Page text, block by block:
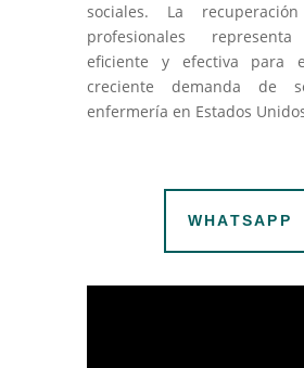
sociales. La
profesionales
eficiente y efectiva para
creciente demanda de
enfermería en Estados
WHATSAPP